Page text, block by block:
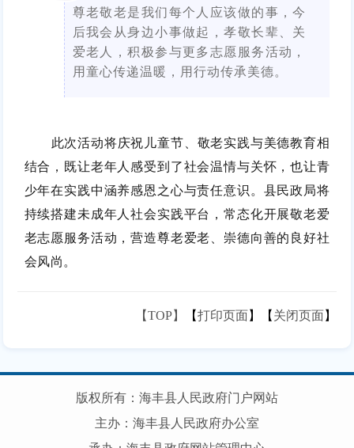
尊老敬老是我们每个人应该做的事，今
后我会从身边小事做起，孝敬长辈、关
爱老人，积极参与更多志愿服务活动，
用童心传递温暖，用行动传承美德。
此次活动将庆祝儿童节、敬老实践与美德教育相
结合，既让老年人感受到了社会温情与关怀，也让青
少年在实践中涵养感恩之心与责任意识。县民政局将
持续搭建未成年人社会实践平台，常态化开展敬老爱
老志愿服务活动，营造尊老爱老、崇德向善的良好社
会风尚。
【TOP】 【打印页面】【 关闭页面】
版权所有：海丰县人民政府门户网站
主办：海丰县人民政府办公室